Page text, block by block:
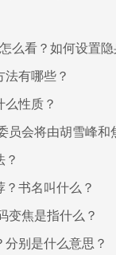
么看？如何设置隐
有哪些？
性质？
员会将由胡雪峰和
？
？书名叫什么？
变焦是指什么？
别是什么意思？